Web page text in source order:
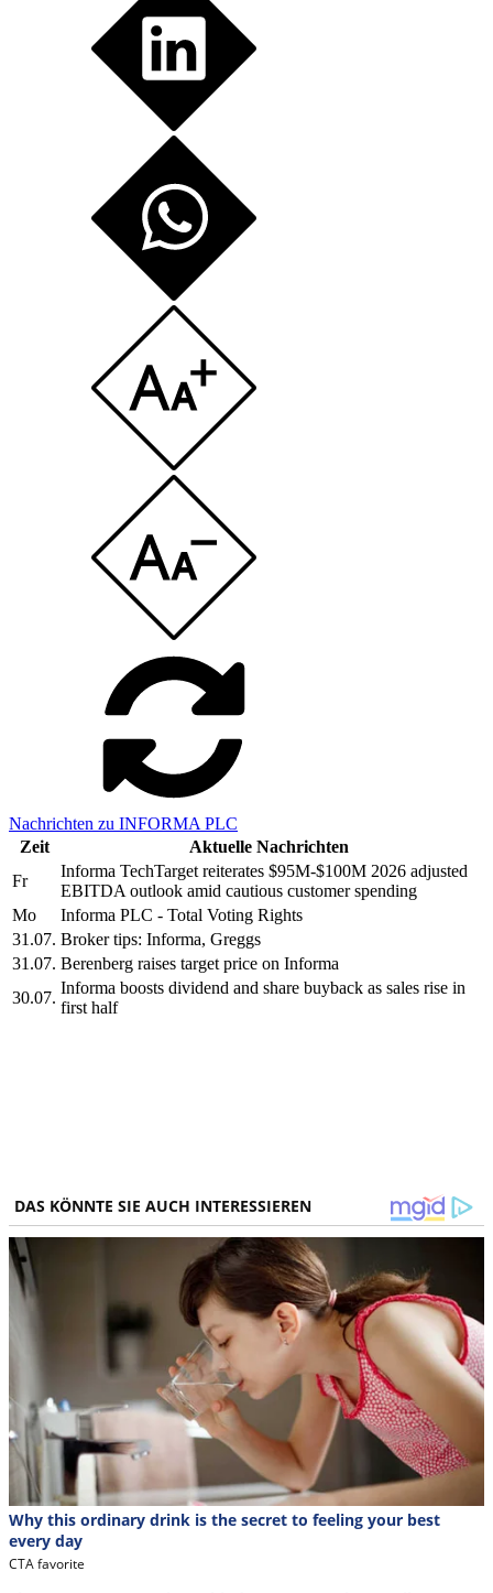
Nachrichten zu INFORMA PLC
Zeit
Aktuelle Nachrichten
Fr
Informa TechTarget reiterates $95M-$100M 2026 adjusted
EBITDA outlook amid cautious customer spending
Mo
Informa PLC - Total Voting Rights
31.07. Broker tips: Informa, Greggs
31.07. Berenberg raises target price on Informa
30.07.
Informa boosts dividend and share buyback as sales rise in
first half